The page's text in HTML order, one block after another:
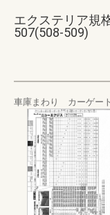
エクステリア規
507(508-509)
車庫まわり カーゲー